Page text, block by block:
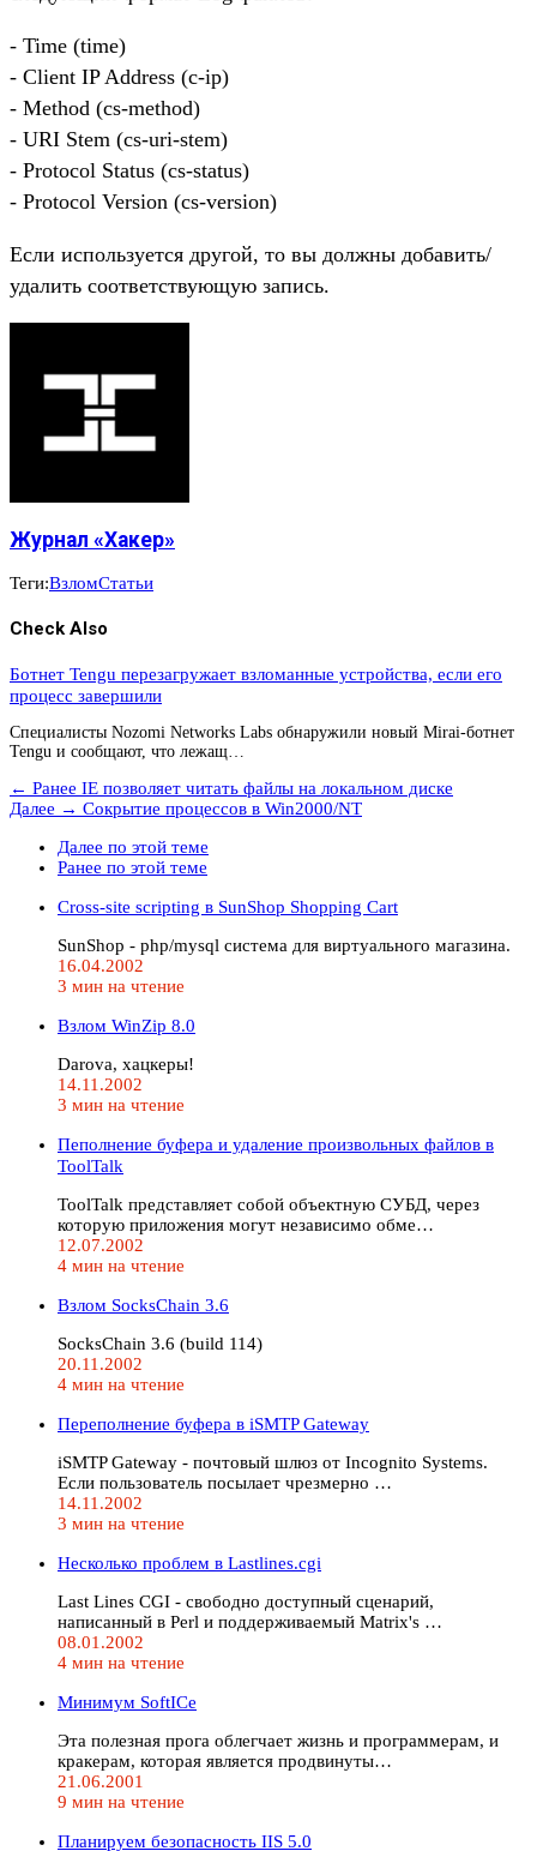
- Time (time)
- Client IP Address (c-ip)
- Method (cs-method)
- URI Stem (cs-uri-stem)
- Protocol Status (cs-status)
- Protocol Version (cs-version)
Если используется другой, то вы должны добавить/
удалить соответствующую запись.
Журнал «Хакер»
Теги:ВзломСтатьи
Check Also
Ботнет Tengu перезагружает взломанные устройства, если его
процесс завершили
Специалисты Nozomi Networks Labs обнаружили новый Mirai-ботнет
Tengu и сообщают, что лежащ…
← Ранее IE позволяет читать файлы на локальном диске
Далее → Сокрытие процессов в Win2000/NT
Далее по этой теме
Ранее по этой теме
Cross-site scripting в SunShop Shopping Cart
SunShop - php/mysql система для виртуального магазина.
16.04.2002
3 мин на чтение
Взлом WinZip 8.0
Dаrоvа, хацкеры!
14.11.2002
3 мин на чтение
Пеполнение буфера и удаление произвольных файлов в
ToolTalk
ToolTalk представляет собой объектную СУБД, через
которую приложения могут независимо обме…
12.07.2002
4 мин на чтение
Взлом SocksChain 3.6
SocksChain 3.6 (build 114)
20.11.2002
4 мин на чтение
Переполнение буфера в iSMTP Gateway
iSMTP Gateway - почтовый шлюз от Incognito Systems.
Если пользователь посылает чрезмерно …
14.11.2002
3 мин на чтение
Несколько проблем в Lastlines.cgi
Last Lines CGI - свободно доступный сценарий,
написанный в Perl и поддерживаемый Matrix's …
08.01.2002
4 мин на чтение
Минимум SoftICe
Эта полезная прога облегчает жизнь и программерам, и
кракерам, которая является продвинуты…
21.06.2001
9 мин на чтение
Планируем безопасность IIS 5.0